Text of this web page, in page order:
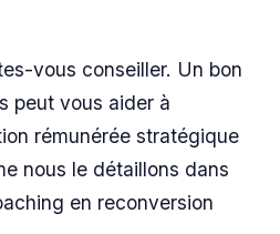
vous conseiller. Un bon
peut vous aider à
rémunérée stratégique
nous le détaillons dans
en reconversion